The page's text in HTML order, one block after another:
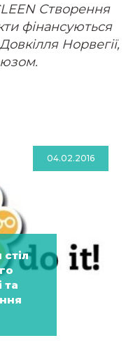
Створення
фінансуються
Норвегії,
04.02.2016
та